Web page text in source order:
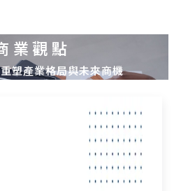
業觀點
塑產業格局與未來商機